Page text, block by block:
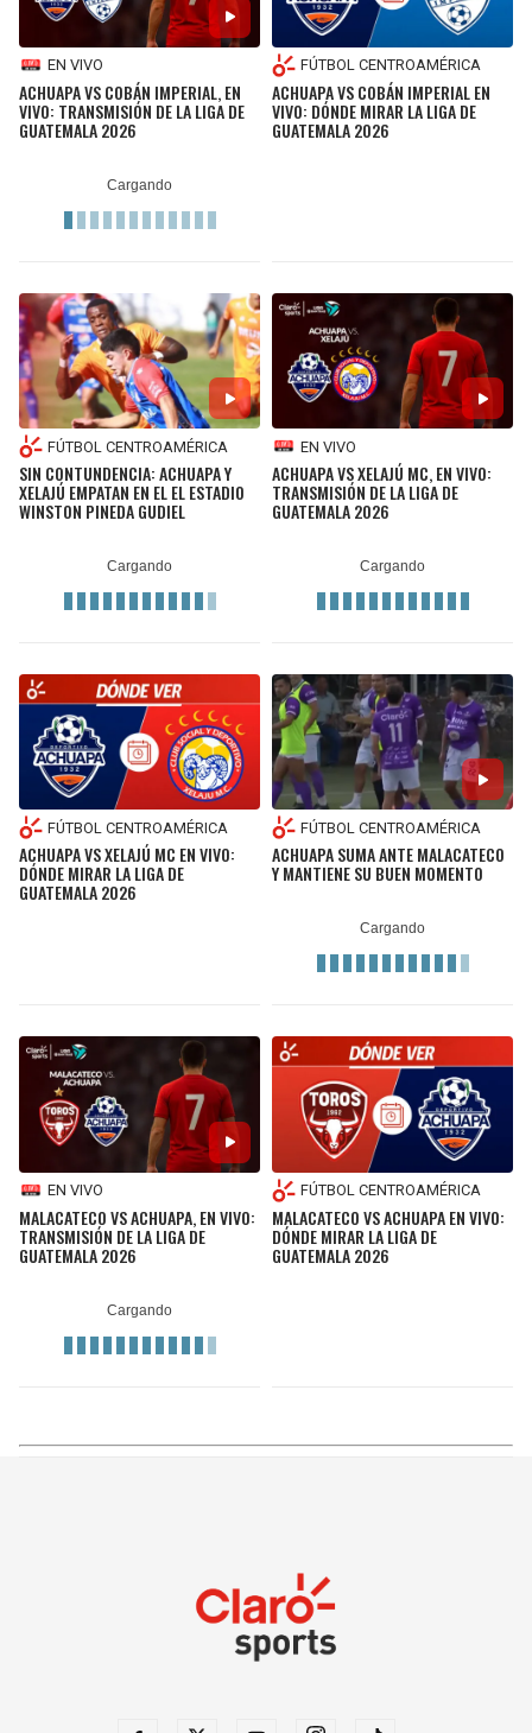
EN VIVO
ACHUAPA VS COBÁN IMPERIAL, EN
VIVO: TRANSMISIÓN DE LA LIGA DE
GUATEMALA 2026
FÚTBOL CENTROAMÉRICA
ACHUAPA VS COBÁN IMPERIAL EN
VIVO: DÓNDE MIRAR LA LIGA DE
GUATEMALA 2026
FÚTBOL CENTROAMÉRICA
SIN CONTUNDENCIA: ACHUAPA Y
XELAJÚ EMPATAN EN EL EL ESTADIO
WINSTON PINEDA GUDIEL
EN VIVO
ACHUAPA VS XELAJÚ MC, EN VIVO:
TRANSMISIÓN DE LA LIGA DE
GUATEMALA 2026
FÚTBOL CENTROAMÉRICA
ACHUAPA VS XELAJÚ MC EN VIVO:
DÓNDE MIRAR LA LIGA DE
GUATEMALA 2026
FÚTBOL CENTROAMÉRICA
ACHUAPA SUMA ANTE MALACATECO
Y MANTIENE SU BUEN MOMENTO
EN VIVO
MALACATECO VS ACHUAPA, EN VIVO:
TRANSMISIÓN DE LA LIGA DE
GUATEMALA 2026
FÚTBOL CENTROAMÉRICA
MALACATECO VS ACHUAPA EN VIVO:
DÓNDE MIRAR LA LIGA DE
GUATEMALA 2026